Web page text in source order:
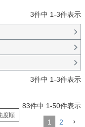
3件中 1-3件表示
3件中 1-3件表示
度順
83件中 1-50件表示
1 2